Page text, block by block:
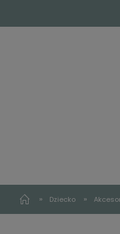
» Dziecko »